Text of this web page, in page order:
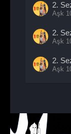
2.
Aşk
2.
Aşk
2.
Aşk
2.